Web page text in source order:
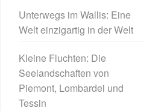
Unterwegs im Wallis: Eine
Welt einzigartig in der Welt
Kleine Fluchten: Die
Seelandschaften von
Piemont, Lombardei und
Tessin